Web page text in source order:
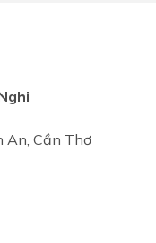
An, Cần Thơ